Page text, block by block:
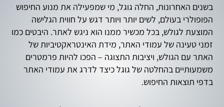
בשנים האחרונות, החלה גוגל, מי שמפעילה את מנוע החיפוש
הפופולרי בעולם, לשים יותר ויותר דגש על חווית הגלישה
המוצעת לגולש, בכל מכשיר ממנו הוא ניגש לאתר. היבטים כמו
זמני טעינה של עמודי האתר, מידת האינטראקטיביות של
האתר עם הגולש, ויציבות התצוגה – הפכו להיות פרמטרים
משמעותיים בהחלטה של גוגל כיצד לדרג את עמודי האתר
בדפי תוצאות החיפוש.